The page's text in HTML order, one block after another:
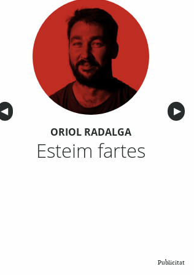
Anterior
◀︎ ▶︎
ORIOL RADALGA
Esteim fartes
Publicitat